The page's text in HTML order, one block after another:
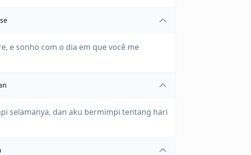
e sonho com o dia em que você me
selamanya, dan aku bermimpi tentang hari